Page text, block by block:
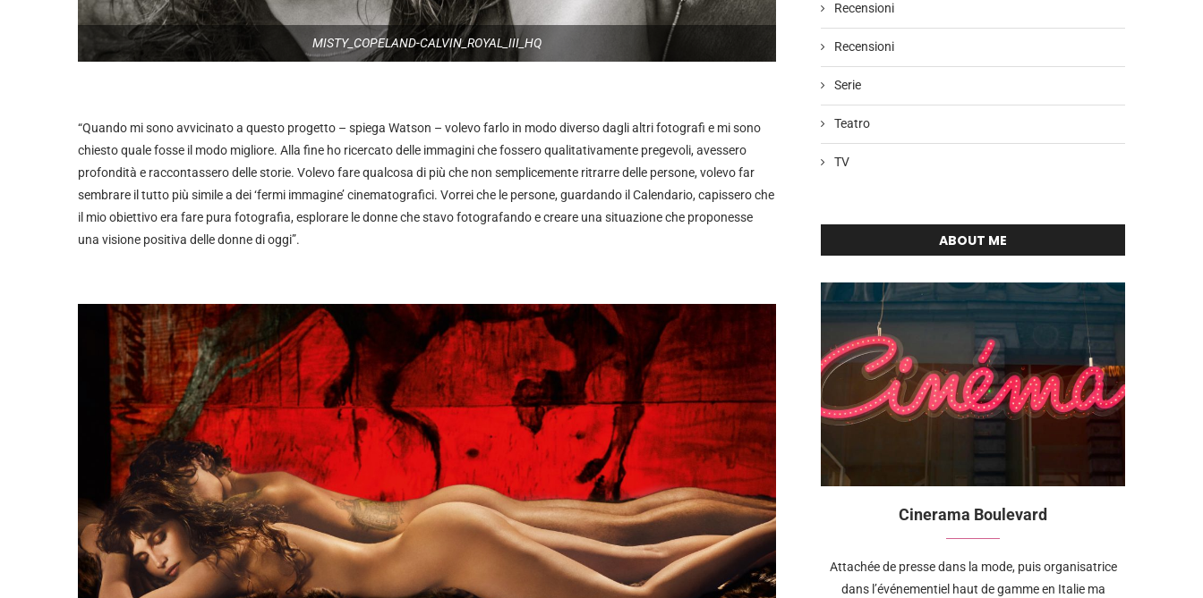
MISTY_COPELAND-CALVIN_ROYAL_III_HQ
“Quando mi sono avvicinato a questo progetto – spiega Watson – volevo farlo in modo diverso dagli altri fotografi e mi sono
chiesto quale fosse il modo migliore. Alla fine ho ricercato delle immagini che fossero qualitativamente pregevoli, avessero
profondità e raccontassero delle storie. Volevo fare qualcosa di più che non semplicemente ritrarre delle persone, volevo far
sembrare il tutto più simile a dei ‘fermi immagine’ cinematografici. Vorrei che le persone, guardando il Calendario, capissero che
il mio obiettivo era fare pura fotografia, esplorare le donne che stavo fotografando e creare una situazione che proponesse
una visione positiva delle donne di oggi”.
Recensioni
Recensioni
Serie
Teatro
TV
ABOUT ME
Cinerama Boulevard
Attachée de presse dans la mode, puis organisatrice
dans l’événementiel haut de gamme en Italie ma